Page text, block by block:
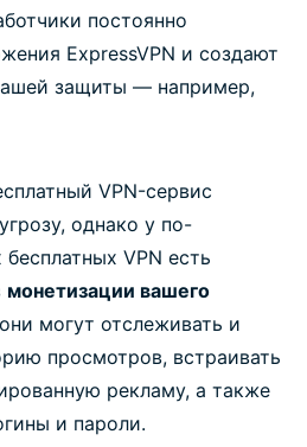
постоянно
ExpressVPN и создают
защиты — например,
VPN-сервис
однако у по-
VPN есть
монетизации вашего
могут отслеживать и
просмотров, встраивать
рекламу, а также
и пароли.